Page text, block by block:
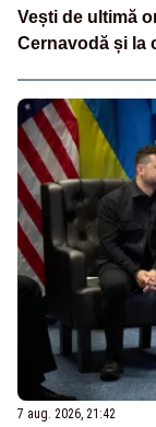
Vești de ultimă
Cernavodă și la
7 aug. 2026, 21:42